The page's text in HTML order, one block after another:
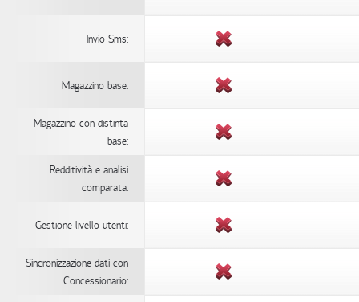
Invio Sms:
Magazzino base:
Magazzino con distinta
base:
Redditività e analisi
comparata:
Gestione livello utenti:
Sincronizzazione dati con
Concessionario: